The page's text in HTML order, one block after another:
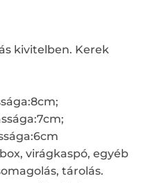
kivitelben. Kerek
virágkaspó, egyéb
tárolás.